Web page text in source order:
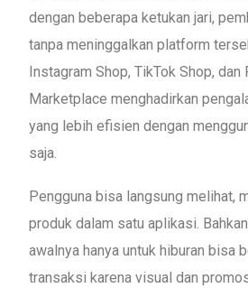
dengan beberapa ketukan jari,
tanpa meninggalkan platform
Instagram Shop, TikTok Shop, dan
Marketplace menghadirkan
yang lebih efisien dengan
saja.
Pengguna bisa langsung melihat,
produk dalam satu aplikasi.
awalnya hanya untuk hiburan bisa
transaksi karena visual dan